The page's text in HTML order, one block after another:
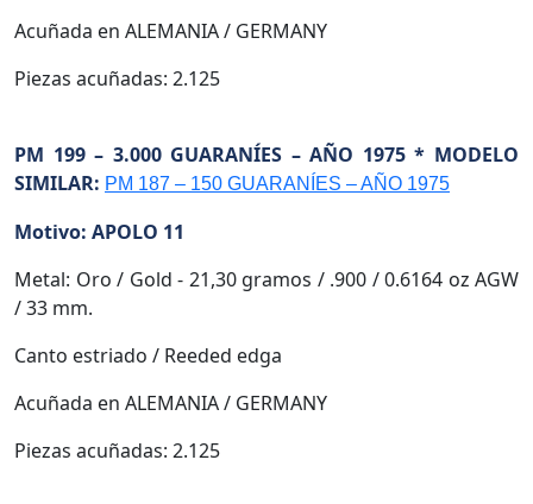
Acuñada en ALEMANIA / GERMANY
Piezas acuñadas: 2.125
PM 199 – 3.000 GUARANÍES – AÑO 1975 * MODELO
SIMILAR: PM 187 – 150 GUARANÍES – AÑO 1975
Motivo: APOLO 11
Metal: Oro / Gold - 21,30 gramos / .900 / 0.6164 oz AGW
/ 33 mm.
Canto estriado / Reeded edga
Acuñada en ALEMANIA / GERMANY
Piezas acuñadas: 2.125